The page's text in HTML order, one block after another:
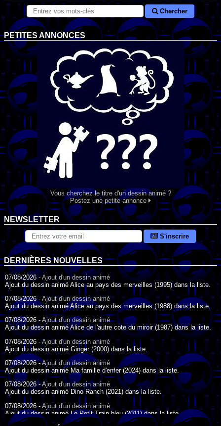
Chercher
PETITES ANNONCES
Vous cherchez le titre d'un dessin animé ?
Postez une petite annonce
NEWSLETTER
S'inscrire
DERNIÈRES NOUVELLES
07/08/2026 -Ajout d'un dessin animé
Ajout du dessin animé Alice au pays des merveilles (1995) dans la liste.
07/08/2026 - Ajout d'un dessin animé
Ajout du dessin animé Alice au pays des merveilles (1988) dans la liste.
07/08/2026 - Ajout d'un dessin animé
Ajout du dessin animé Alice de l'autre cote du miroir (1987) dans la liste.
07/08/2026 -Ajout d'un dessin animé
Ajout du dessin animé Ginger (2000) dans la liste.
07/08/2026 -Ajout d'un dessin animé
Ajout du dessin animé Ma famille d'enfer (2024) dans la liste.
07/08/2026 -Ajout d'un dessin animé
Ajout du dessin animé Dino Ranch (2021) dans la liste.
07/08/2026 - Ajout d'un dessin animé
Ajout du dessin animé Le Petit Train bleu (2011) dans la liste.